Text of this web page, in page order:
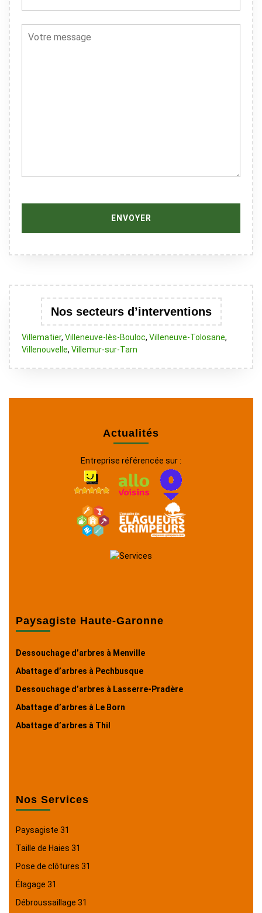
Nos secteurs d’interventions
Villematier, Villeneuve-lès-Bouloc, Villeneuve-Tolosane,
Villenouvelle, Villemur-sur-Tarn
Actualités
Entreprise référencée sur :
Paysagiste Haute-Garonne
Dessouchage d’arbres à Menville
Abattage d’arbres à Pechbusque
Dessouchage d’arbres à Lasserre-Pradère
Abattage d’arbres à Le Born
Abattage d’arbres à Thil
Nos Services
Paysagiste 31
Taille de Haies 31
Pose de clôtures 31
Élagage 31
Débroussaillage 31